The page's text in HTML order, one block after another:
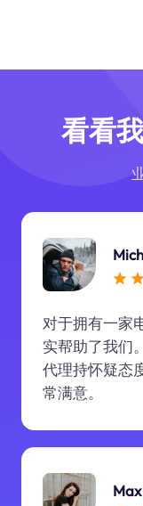
看看
对于拥有一家
实帮助了我们
代理持怀疑态
常满意。